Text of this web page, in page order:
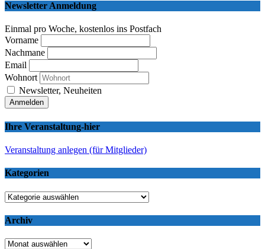
Newsletter Anmeldung
Einmal pro Woche, kostenlos ins Postfach
Vorname
Nachmane
Email
Wohnort
Newsletter, Neuheiten
Ihre Veranstaltung-hier
Veranstaltung anlegen (für Mitglieder)
Kategorien
Kategorien
Archiv
Archiv